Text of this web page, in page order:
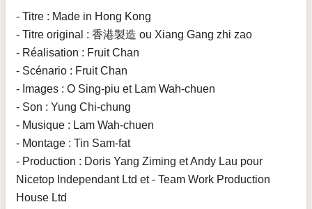
- Titre : Made in Hong Kong
- Titre original : 香港製造 ou Xiang Gang zhi zao
- Réalisation : Fruit Chan
- Scénario : Fruit Chan
- Images : O Sing-piu et Lam Wah-chuen
- Son : Yung Chi-chung
- Musique : Lam Wah-chuen
- Montage : Tin Sam-fat
- Production : Doris Yang Ziming et Andy Lau pour
Nicetop Independant Ltd et - Team Work Production
House Ltd